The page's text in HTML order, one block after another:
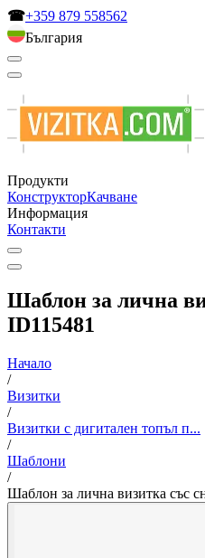
☎+359 879 558562
България
Продукти
КонструкторКачване
Информация
Контакти
Шаблон за лична
ID115481
Начало
/
Визитки
/
Визитки с дигитален топъл п...
/
Шаблони
/
Шаблон за лична визитка със